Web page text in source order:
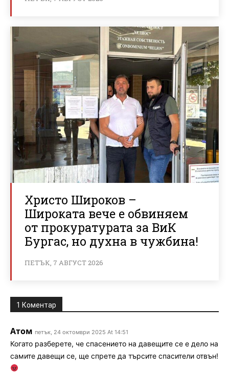
Христо Широков –
Широката вече е обвиняем
от прокуратурата за ВиК
Бургас, но духна в чужбина!
ПЕТЪК, 7 АВГУСТ 2026
1 Коментар
Атом петък, 24 октомври 2025 At 14:51
Когато разберете, че спасението на давещите се е дело на
самите давещи се, ще спрете да търсите спасители отвън!